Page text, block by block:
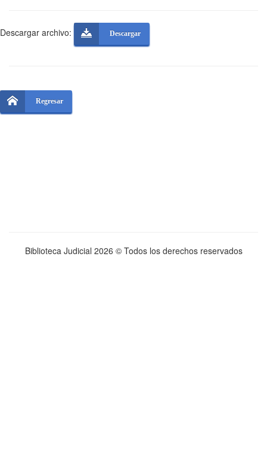
Descargar archivo: Descargar
Regresar
Biblioteca Judicial 2026 © Todos los derechos reservados